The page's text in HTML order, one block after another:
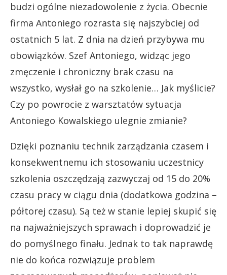
budzi ogólne niezadowolenie z życia. Obecnie
firma Antoniego rozrasta się najszybciej od
ostatnich 5 lat. Z dnia na dzień przybywa mu
obowiązków. Szef Antoniego, widząc jego
zmęczenie i chroniczny brak czasu na
wszystko, wysłał go na szkolenie… Jak myślicie?
Czy po powrocie z warsztatów sytuacja
Antoniego Kowalskiego ulegnie zmianie?
Dzięki poznaniu technik zarządzania czasem i
konsekwentnemu ich stosowaniu uczestnicy
szkolenia oszczędzają zazwyczaj od 15 do 20%
czasu pracy w ciągu dnia (dodatkowa godzina –
półtorej czasu). Są też w stanie lepiej skupić się
na najważniejszych sprawach i doprowadzić je
do pomyślnego finału. Jednak to tak naprawdę
nie do końca rozwiązuje problem